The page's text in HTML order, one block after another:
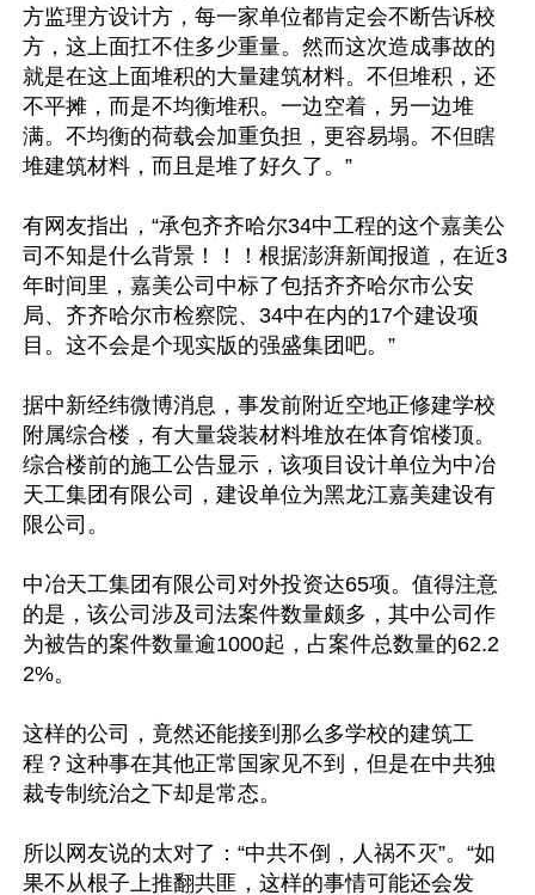
方监理方设计方，每一家单位都肯定会不断告诉校
方，这上面扛不住多少重量。然而这次造成事故的
就是在这上面堆积的大量建筑材料。不但堆积，还
不平摊，而是不均衡堆积。一边空着，另一边堆
满。不均衡的荷载会加重负担，更容易塌。不但瞎
堆建筑材料，而且是堆了好久了。”
有网友指出，“承包齐齐哈尔34中工程的这个嘉美公
司不知是什么背景！！！根据澎湃新闻报道，在近3
年时间里，嘉美公司中标了包括齐齐哈尔市公安
局、齐齐哈尔市检察院、34中在内的17个建设项
目。这不会是个现实版的强盛集团吧。”
据中新经纬微博消息，事发前附近空地正修建学校
附属综合楼，有大量袋装材料堆放在体育馆楼顶。
综合楼前的施工公告显示，该项目设计单位为中冶
天工集团有限公司，建设单位为黑龙江嘉美建设有
限公司。
中冶天工集团有限公司对外投资达65项。值得注意
的是，该公司涉及司法案件数量颇多，其中公司作
为被告的案件数量逾1000起，占案件总数量的62.2
2%。
这样的公司，竟然还能接到那么多学校的建筑工
程？这种事在其他正常国家见不到，但是在中共独
裁专制统治之下却是常态。
所以网友说的太对了：“中共不倒，人祸不灭”。“如
果不从根子上推翻共匪，这样的事情可能还会发